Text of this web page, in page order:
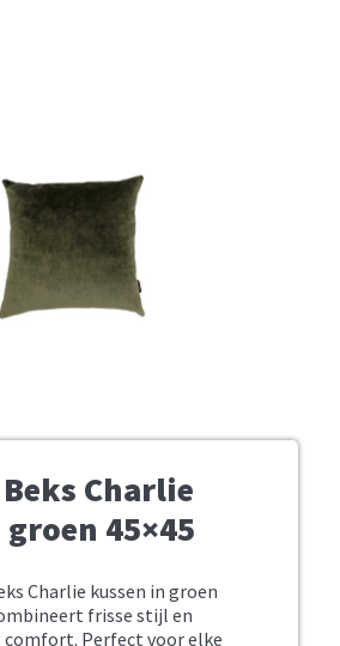
Charlie
45×45
Charlie kussen in groen
frisse stijl en
comfort. Perfect voor elke